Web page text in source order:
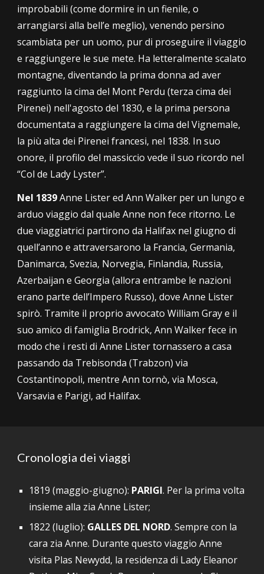
improbabili (come dormire in un fienile, o
arrangiarsi alla bell’e meglio), venendo persino
scambiata per un uomo, pur di proseguire il viaggio
e raggiungere le sue mete. Ha letteralmente scalato
montagne, diventando la prima donna ad aver
raggiunto la cima del Mont Perdu (terza cima dei
Pirenei) nell'agosto del 1830, e la prima persona
documentata a raggiungere la cima del Vignemale,
la più alta dei Pirenei francesi, nel 1838. In suo
onore, il profilo del massiccio vede il suo ricordo nel
“Col de Lady Lyster”.
Nel 1839Anne Lister ed Ann Walker per un lungo e
arduo viaggio dal quale Anne non fece ritorno. Le
due viaggiatrici partirono da Halifax nel giugno di
quell’anno e attraversarono la Francia, Germania,
Danimarca, Svezia, Norvegia, Finlandia, Russia,
Azerbaijan e Georgia (allora entrambe le nazioni
erano parte dell’Impero Russo), dove Anne Lister
spirò. Tramite il proprio avvocato William Gray e il
suo amico di famiglia Brodrick, Ann Walker fece in
modo che i resti di Anne Lister tornassero a casa
passando da Trebisonda (Trabzon) via
Costantinopoli, mentre Ann tornò, via Mosca,
Varsavia e Parigi, ad Halifax.
Cronologia dei viaggi
1819 (maggio-giugno): PARIGI. Per la prima volta
insiemealla zia Anne Lister;
1822 (luglio): GALLES DEL NORD. Semprecon la
cara zia Anne. Durante questo viaggio Anne
visita Plas Newydd, la residenza di Lady Eleanor